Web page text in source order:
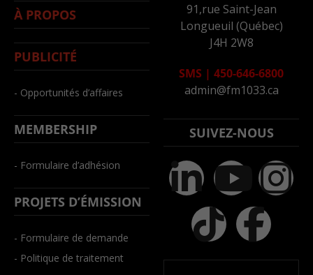
À PROPOS
PUBLICITÉ
- Opportunités d’affaires
MEMBERSHIP
- Formulaire d’adhésion
PROJETS D’ÉMISSION
- Formulaire de demande
- Politique de traitement
91,rue Saint-Jean
Longueuil (Québec)
J4H 2W8
SMS | 450-646-6800
admin@fm1033.ca
SUIVEZ-NOUS